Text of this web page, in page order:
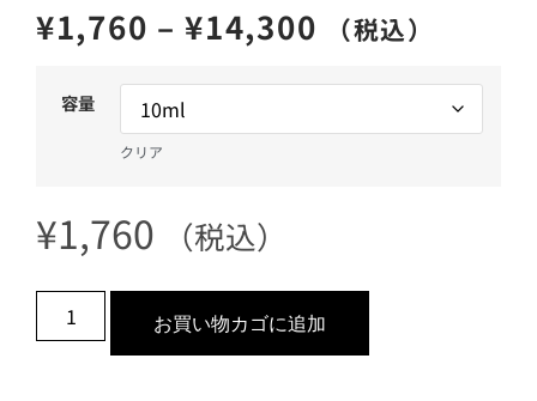
¥1,760 –¥14,300 （税込）
容量
クリア
¥1,760 （税込）
お買い物カゴに追加